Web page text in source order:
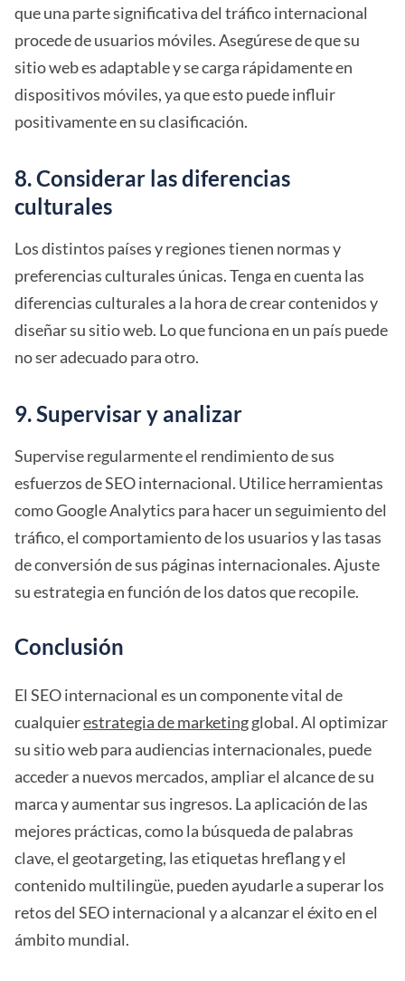
que una parte significativa del tráfico internacional
procede de usuarios móviles. Asegúrese de que su
sitio web es adaptable y se carga rápidamente en
dispositivos móviles, ya que esto puede influir
positivamente en su clasificación.
8. Considerar las diferencias
culturales
Los distintos países y regiones tienen normas y
preferencias culturales únicas. Tenga en cuenta las
diferencias culturales a la hora de crear contenidos y
diseñar su sitio web. Lo que funciona en un país puede
no ser adecuado para otro.
9. Supervisar y analizar
Supervise regularmente el rendimiento de sus
esfuerzos de SEO internacional. Utilice herramientas
como Google Analytics para hacer un seguimiento del
tráfico, el comportamiento de los usuarios y las tasas
de conversión de sus páginas internacionales. Ajuste
su estrategia en función de los datos que recopile.
Conclusión
El SEO internacional es un componente vital de
cualquierestrategia de marketingglobal. Al optimizar
su sitio web para audiencias internacionales, puede
acceder a nuevos mercados, ampliar el alcance de su
marca y aumentar sus ingresos. La aplicación de las
mejores prácticas, como la búsqueda de palabras
clave, el geotargeting, las etiquetas hreflang y el
contenido multilingüe, pueden ayudarle a superar los
retos del SEO internacional y a alcanzar el éxito en el
ámbito mundial.